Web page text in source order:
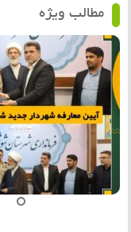
مطالب ویژه